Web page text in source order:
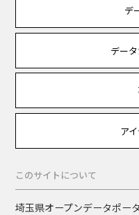
デ
デー
ア
このサイトについて
埼玉県オープンデータポー